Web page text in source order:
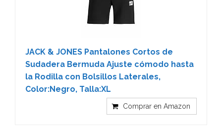
JACK & JONES Pantalones Cortos de
Sudadera Bermuda Ajuste cómodo hasta
la Rodilla con Bolsillos Laterales,
Color:Negro, Talla:XL
Comprar en Amazon